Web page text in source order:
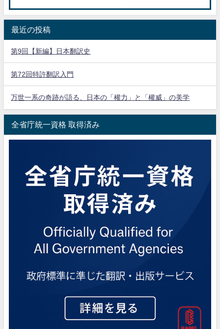
最近の投稿
第9回【新編】日本翻訳史
第72回特許翻訳入門
万世一系の奇跡が語る、日本の「權力」と「權威」の美学
全省庁統一資格 取得済み